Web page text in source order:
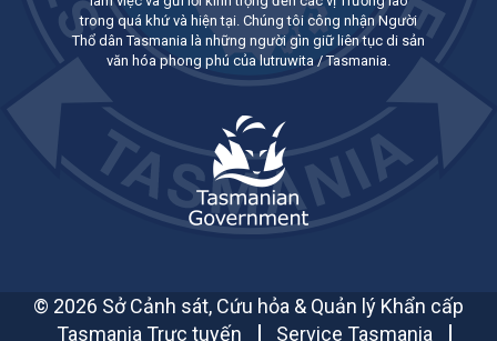
trong quá khứ và hiện tại. Chúng tôi công nhận Người
Thổ dân Tasmania là những người gìn giữ liên tục di sản
văn hóa phong phú của lutruwita / Tasmania.
© 2026 Sở Cảnh sát, Cứu hỏa & Quản lý Khẩn cấp
Tasmania Trực tuyến
Service Tasmania